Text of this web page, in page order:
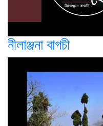
নীলাঞ্জনা বাগচী